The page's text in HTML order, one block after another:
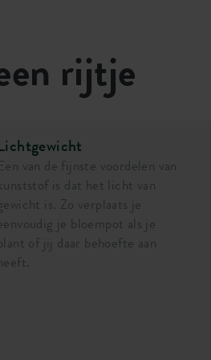
rijtje
van de fijnste voordelen van
is dat het licht van
is. Zo verplaats je
je bloempot als je
plant of jij daar behoefte aan
heeft.